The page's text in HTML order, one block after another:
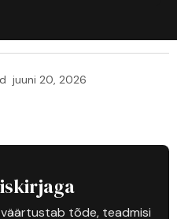
juuni 20, 2026
tõde, teadmisi